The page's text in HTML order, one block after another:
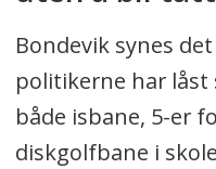
Bondevik synes
politikerne har
både isbane, 5-er
diskgolfbane i